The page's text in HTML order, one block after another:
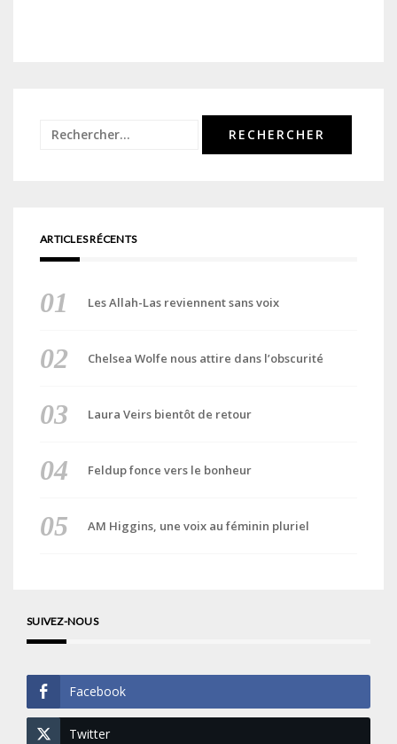
Rechercher :
ARTICLES RÉCENTS
Les Allah-Las reviennent sans voix
Chelsea Wolfe nous attire dans l’obscurité
Laura Veirs bientôt de retour
Feldup fonce vers le bonheur
AM Higgins, une voix au féminin pluriel
SUIVEZ-NOUS
Facebook
Twitter